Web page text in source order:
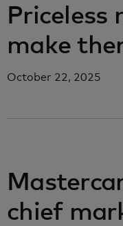
Priceless
make
October 22, 2025
chief